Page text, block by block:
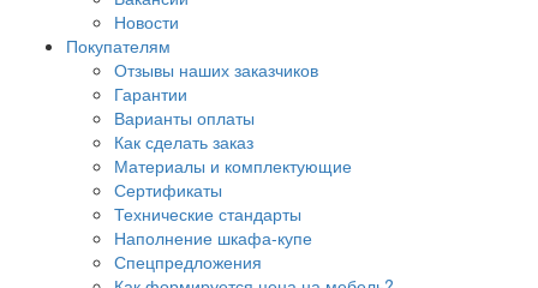
Новости
Покупателям
Отзывы наших заказчиков
Гарантии
Варианты оплаты
Как сделать заказ
Материалы и комплектующие
Сертификаты
Технические стандарты
Наполнение шкафа-купе
Спецпредложения